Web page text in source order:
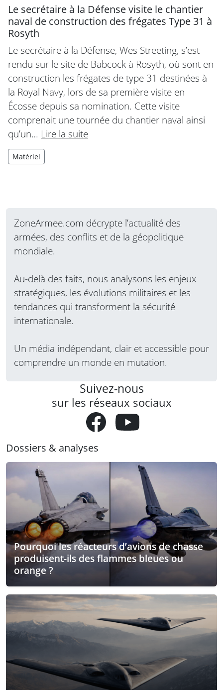
Le secrétaire à la Défense visite le chantier
naval de construction des frégates Type 31 à
Rosyth
Le secrétaire à la Défense, Wes Streeting, s’est
rendu sur le site de Babcock à Rosyth, où sont en
construction les frégates de type 31 destinées à
la Royal Navy, lors de sa première visite en
Écosse depuis sa nomination. Cette visite
comprenait une tournée du chantier naval ainsi
qu’un… Lire la suite
Matériel
ZoneArmee.com décrypte l’actualité des
armées, des conflits et de la géopolitique
mondiale.
Au-delà des faits, nous analysons les enjeux
stratégiques, les évolutions militaires et les
tendances qui transforment la sécurité
internationale.
Un média indépendant, clair et accessible pour
comprendre un monde en mutation.
Suivez-nous
sur les réseaux sociaux
Dossiers & analyses
Pourquoi les réacteurs d’avions de chasse
produisent-ils des flammes bleues ou
orange ?